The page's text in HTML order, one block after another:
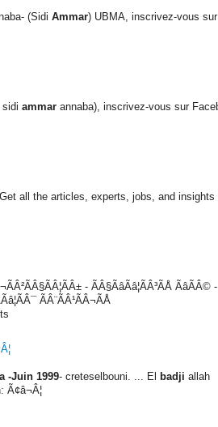
(Sidi Ammar) UBMA, inscrivez-vous sur
sidi ammar annaba), inscrivez-vous sur
all the articles, experts, jobs, and insights
- ÃÂ§ÃâÃâ¦ÃÂ³ÃÅ ÃâÃÂ© -
ÃÂ¨ÃÂ¹ÃÂ¬ÃÅ
-Juin 1999- creteselbouni. ... El badji allah